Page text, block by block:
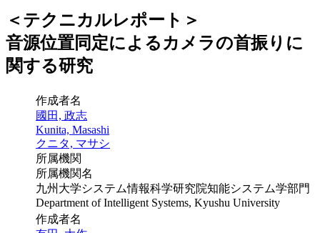
＜テクニカルレポート＞
音源位置同定によるカメラの首振りに
関する研究
作成者名
國田, 政志
Kunita, Masashi
クニタ, マサシ
所属機関
所属機関名
九州大学システム情報科学研究院知能システム学部門
Department of Intelligent Systems, Kyushu University
作成者名